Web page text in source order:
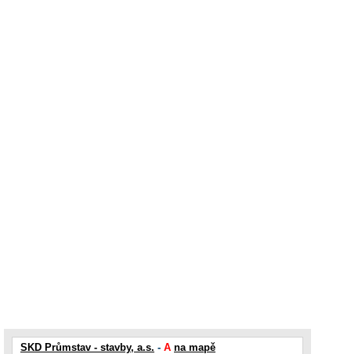
SKD Průmstav - stavby, a.s. - A na mapě